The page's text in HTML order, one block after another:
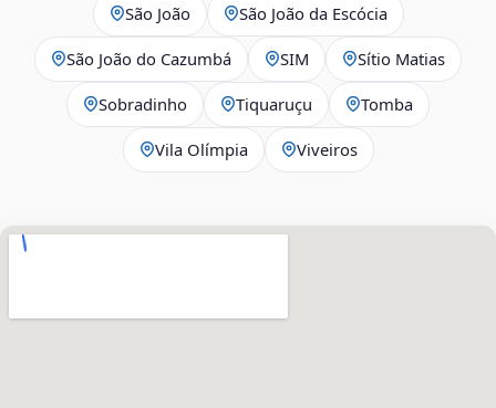
São João São João da Escócia
São João do Cazumbá SIM Sítio Matias
Sobradinho Tiquaruçu Tomba
Vila Olímpia Viveiros